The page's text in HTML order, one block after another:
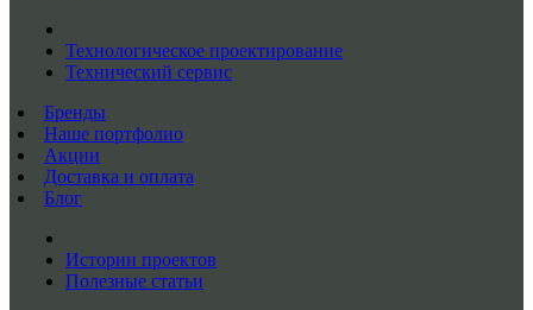
Технологическое проектирование
Технический сервис
Бренды
Наше портфолио
Акции
Доставка и оплата
Блог
Истории проектов
Полезные статьи